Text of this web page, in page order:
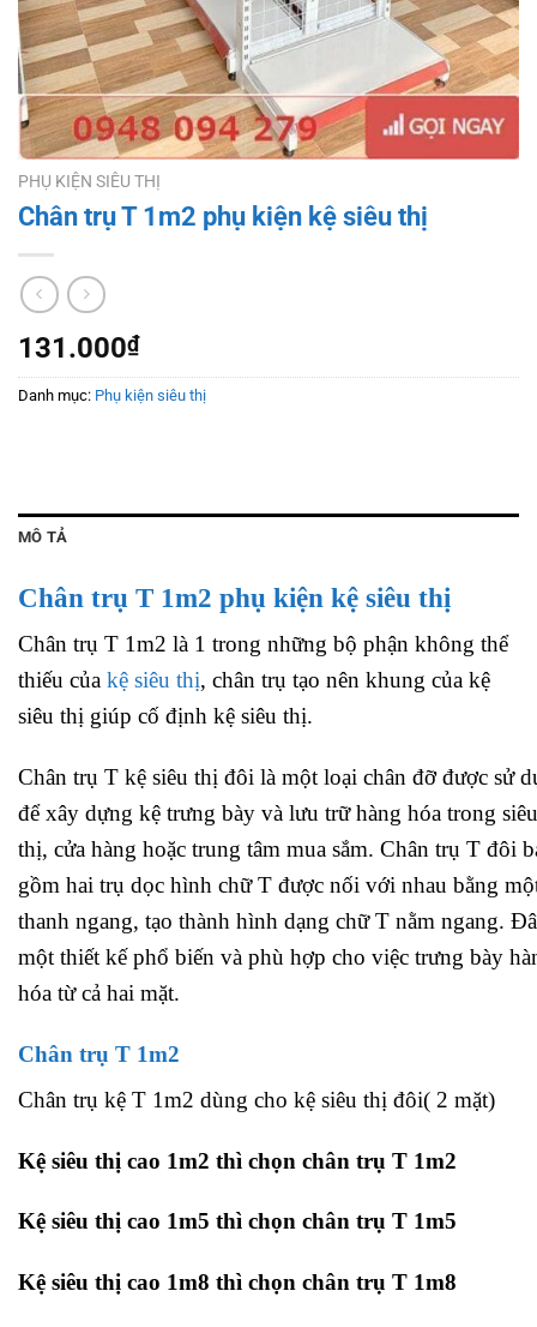
PHỤ KIỆN SIÊU THỊ
Chân trụ T 1m2 phụ kiện kệ siêu thị
131.000₫
Danh mục: Phụ kiện siêu thị
MÔ TẢ
Chân trụ T 1m2 phụ kiện kệ siêu thị
Chân trụ T 1m2 là 1 trong những bộ phận không thể
thiếu của kệ siêu thị, chân trụ tạo nên khung của kệ
siêu thị giúp cố định kệ siêu thị.
Chân trụ T kệ siêu thị đôi là một loại chân đỡ được sử
để xây dựng kệ trưng bày và lưu trữ hàng hóa trong siêu
thị, cửa hàng hoặc trung tâm mua sắm. Chân trụ T đôi
gồm hai trụ dọc hình chữ T được nối với nhau bằng
thanh ngang, tạo thành hình dạng chữ T nằm ngang.
một thiết kế phổ biến và phù hợp cho việc trưng bày
hóa từ cả hai mặt.
Chân trụ T 1m2
Chân trụ kệ T 1m2 dùng cho kệ siêu thị đôi( 2 mặt)
Kệ siêu thị cao 1m2 thì chọn chân trụ T 1m2
Kệ siêu thị cao 1m5 thì chọn chân trụ T 1m5
Kệ siêu thị cao 1m8 thì chọn chân trụ T 1m8